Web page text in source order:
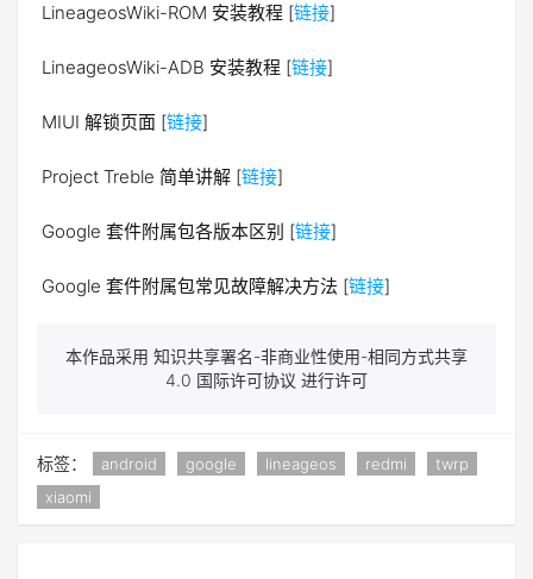
LineageosWiki-ROM 安装教程 [链接]
LineageosWiki-ADB 安装教程 [链接]
MIUI 解锁页面 [链接]
Project Treble 简单讲解 [链接]
Google 套件附属包各版本区别 [链接]
Google 套件附属包常见故障解决方法 [链接]
本作品采用 知识共享署名-非商业性使用-相同方式共享
4.0 国际许可协议 进行许可
标签： android google lineageos redmi
twrp
xiaomi